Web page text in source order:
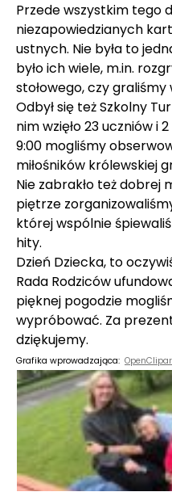
Przede wszystkim tego
niezapowiedzianych
ustnych. Nie była to
było ich wiele, m.in.
stołowego, czy graliśmy
Odbył się też Szkolny
nim wzięło 23 uczniów i
9:00 mogliśmy
miłośników królewskiej
Nie zabrakło też dobrej
piętrze
której wspólnie
hity.
Dzień Dziecka, to
Rada Rodziców
pięknej pogodzie
wypróbować. Za
dziękujemy.
Grafika wprowadzająca: